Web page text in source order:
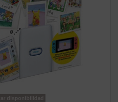
disponibilidad